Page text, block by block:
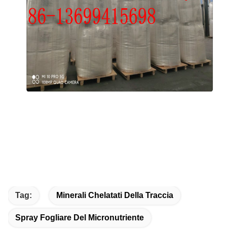
Tag: Minerali Chelatati Della Traccia
Spray Fogliare Del Micronutriente